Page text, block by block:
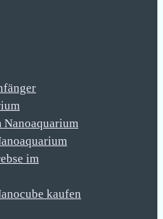
Nanoaquarium
im
kaufen